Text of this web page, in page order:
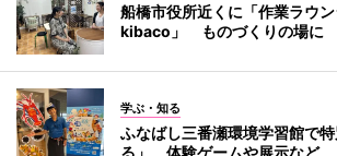
船橋市役所近くに「作業ラウ
kibaco」 ものづくりの場に
学ぶ・知る
ふなばし三番瀬環境学習館で
る」 体験ゲームや展示など